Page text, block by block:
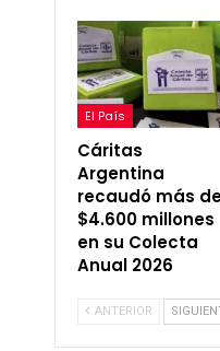
El País
Cáritas
Argentina
recaudó más
$4.600 millones
en su Colecta
Anual 2026
ANTERIOR